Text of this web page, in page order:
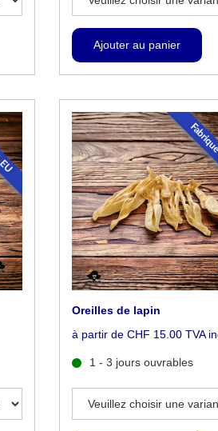
Oreilles de lapin
à partir de CHF 15.00 TVA
1 - 3 jours ouvrables